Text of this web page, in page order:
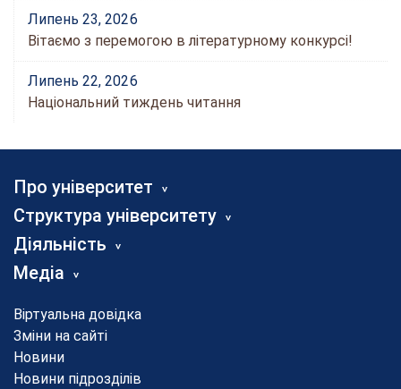
Липень 23, 2026
Вітаємо з перемогою в літературному конкурсі!
Липень 22, 2026
Національний тиждень читання
Про університет
Структура університету
Діяльність
Медіа
Віртуальна довідка
Зміни на сайті
Новини
Новини підрозділів